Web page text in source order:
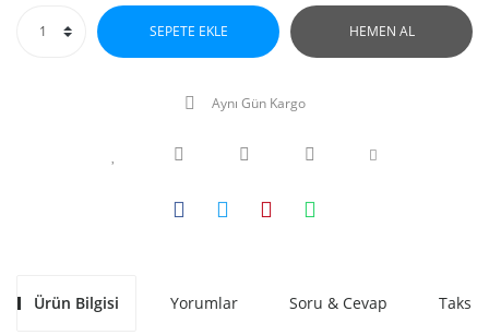
SEPETE EKLE HEMEN AL
Aynı Gün Kargo
Ürün Bilgisi Yorumlar Soru & Cevap Taksit